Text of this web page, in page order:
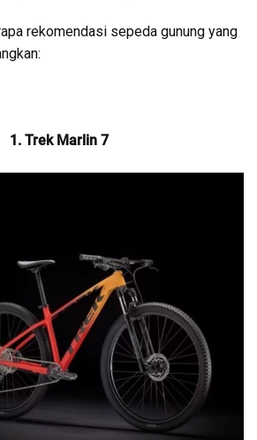
rekomendasi sepeda gunung yang
1. Trek Marlin 7